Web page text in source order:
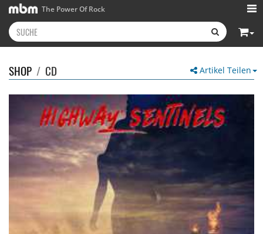
The Power Of Rock
Artikel Teilen
SHOP / CD